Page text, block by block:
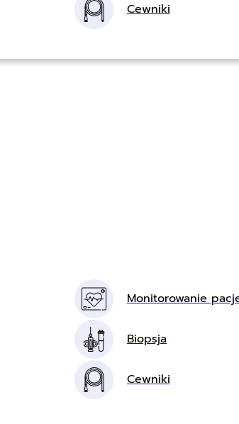
Cewniki
Monitorowanie
Biopsja
Cewniki